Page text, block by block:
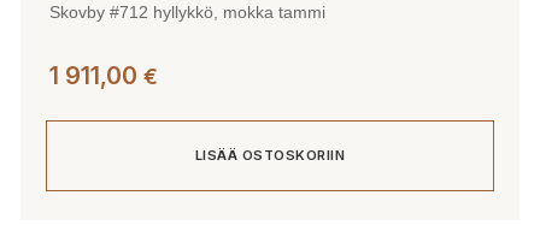
Skovby #712 hyllykkö, mokka tammi
1 911,00 €
LISÄÄ OSTOSKORIIN